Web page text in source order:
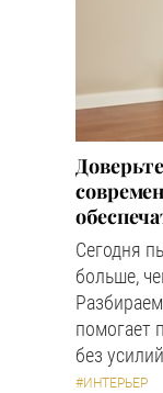
Сегодня
больше,
помогает
без
#ИНТЕРЬЕР